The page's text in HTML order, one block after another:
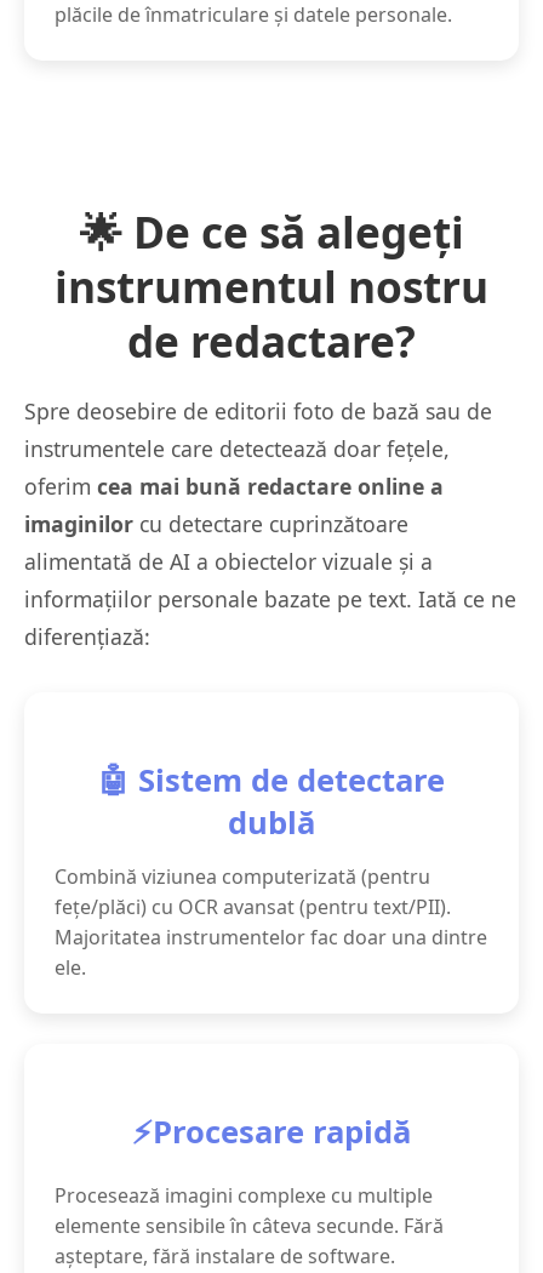
plăcile de înmatriculare și datele personale.
🌟 De ce să alegeți
instrumentul nostru
de redactare?
Spre deosebire de editorii foto de bază sau de
instrumentele care detectează doar fețele,
oferim cea mai bună redactare online a
imaginilor cu detectare cuprinzătoare
alimentată de AI a obiectelor vizuale și a
informațiilor personale bazate pe text. Iată ce ne
diferențiază:
🤖 Sistem de detectare
dublă
Combină viziunea computerizată (pentru
fețe/plăci) cu OCR avansat (pentru text/PII).
Majoritatea instrumentelor fac doar una dintre
ele.
⚡Procesare rapidă
Procesează imagini complexe cu multiple
elemente sensibile în câteva secunde. Fără
așteptare, fără instalare de software.